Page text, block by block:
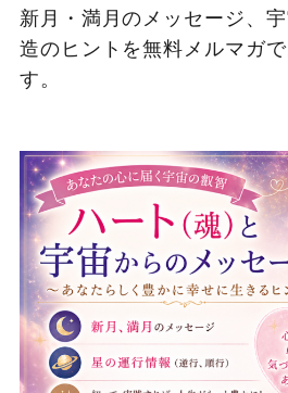
新月・満月のメッセージ、
造のヒントを無料メルマガ
す。